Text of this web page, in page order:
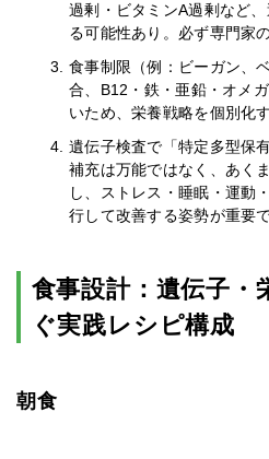
過剰・ビタミンA過剰など
る可能性あり。必ず専門家
食事制限（例：ビーガン、
合、B12・鉄・亜鉛・オメ
いため、栄養戦略を個別化
遺伝子検査で「特定多型保
補充は万能ではなく、あく
し、ストレス・睡眠・運動
行して改善する姿勢が重要で
食事設計：遺伝子・
ぐ実践レシピ構成
朝食